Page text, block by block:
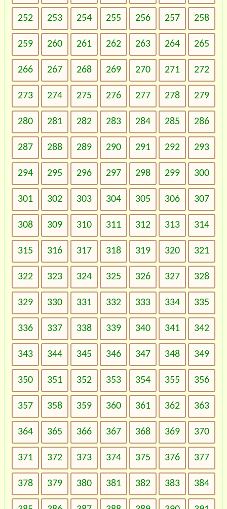
252 253 254 255 256 257 258
259 260 261 262 263 264 265
266 267 268 269 270 271 272
273 274 275 276 277 278 279
280 281 282 283 284 285 286
287 288 289 290 291 292 293
294 295 296 297 298 299 300
301 302 303 304 305 306 307
308 309 310 311 312 313 314
315 316 317 318 319 320 321
322 323 324 325 326 327 328
329 330 331 332 333 334 335
336 337 338 339 340 341 342
343 344 345 346 347 348 349
350 351 352 353 354 355 356
357 358 359 360 361 362 363
364 365 366 367 368 369 370
371 372 373 374 375 376 377
378 379 380 381 382 383 384